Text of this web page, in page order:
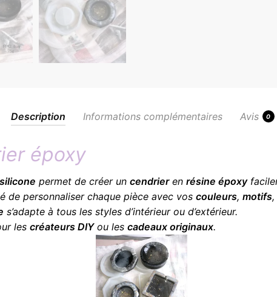
Description Informations complémentaires Avis 0
époxy
permet de créer un cendrieren résine époxy
de personnaliser chaque pièce avec vos couleurs, motifs
s’adapte à tous les styles d’intérieur ou d’extérieur.
les créateurs DIYou les cadeaux originaux.